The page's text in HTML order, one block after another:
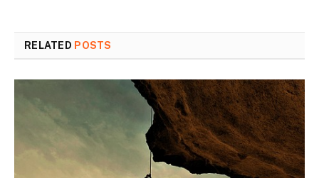
RELATED POSTS